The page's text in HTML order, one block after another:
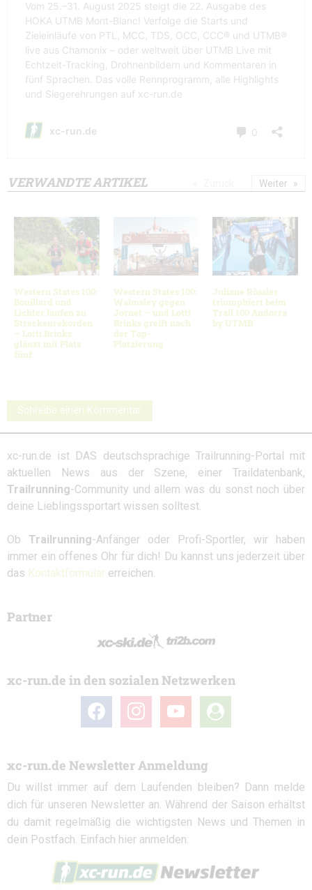
VERWANDTE ARTIKEL
Western States 100:
Bouillard und
Lichter laufen zu
Streckenrekorden
– Lotti Brinks
glänzt mit Platz
fünf
Western States 100:
Walmsley gegen
Jornet – und Lotti
Brinks greift nach
der Top-
Platzierung
Juliane Rössler
triumphiert beim
Trail 100 Andorra
by UTMB
Weiter
Schreibe einen Kommentar
xc-run.de ist DAS deutschsprachige Trailrunning-Portal mit
aktuellen News aus der Szene, einer Traildatenbank,
Trailrunning-Community und allem was du sonst noch über
deine Lieblingssportart wissen solltest.
Ob Trailrunning-Anfänger oder Profi-Sportler, wir haben
immer ein offenes Ohr für dich! Du kannst uns jederzeit über
das Kontaktformular erreichen.
Partner
xc-run.de in den sozialen Netzwerken
facebook instagramyoutube
user-
circle
xc-run.de Newsletter Anmeldung
Du willst immer auf dem Laufenden bleiben? Dann melde
dich für unseren Newsletter an. Während der Saison erhältst
du damit regelmäßig die wichtigsten News und Themen in
dein Postfach. Einfach hier anmelden: